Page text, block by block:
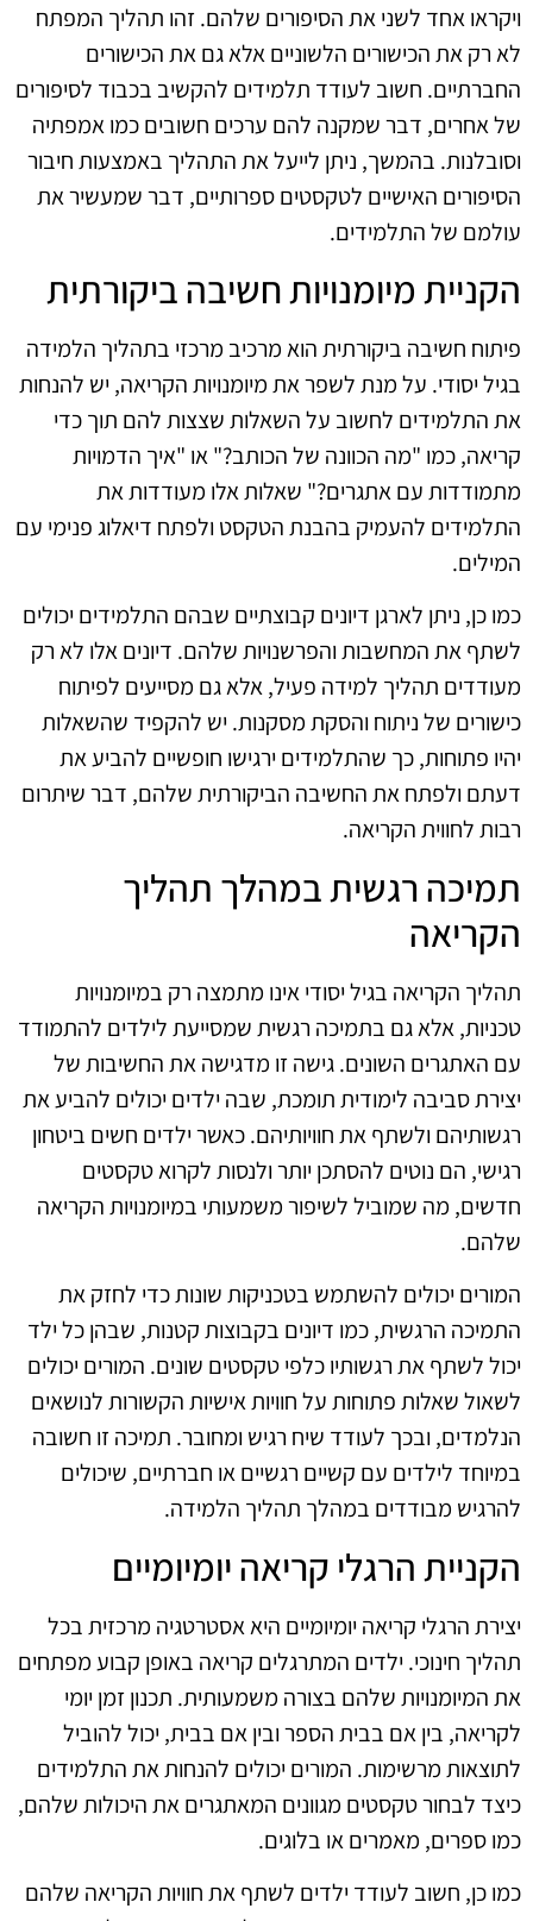
ויקראו אחד לשני את הסיפורים שלהם. זהו תהליך המפתח
לא רק את הכישורים הלשוניים אלא גם את הכישורים
החברתיים. חשוב לעודד תלמידים להקשיב בכבוד לסיפורים
של אחרים, דבר שמקנה להם ערכים חשובים כמו אמפתיה
וסובלנות. בהמשך, ניתן לייעל את התהליך באמצעות חיבור
הסיפורים האישיים לטקסטים ספרותיים, דבר שמעשיר את
עולמם של התלמידים.
הקניית מיומנויות חשיבה ביקורתית
פיתוח חשיבה ביקורתית הוא מרכיב מרכזי בתהליך הלמידה
בגיל יסודי. על מנת לשפר את מיומנויות הקריאה, יש להנחות
את התלמידים לחשוב על השאלות שצצות להם תוך כדי
קריאה, כמו "מה הכוונה של הכותב?" או "איך הדמויות
מתמודדות עם אתגרים?" שאלות אלו מעודדות את
התלמידים להעמיק בהבנת הטקסט ולפתח דיאלוג פנימי עם
המילים.
כמו כן, ניתן לארגן דיונים קבוצתיים שבהם התלמידים יכולים
לשתף את המחשבות והפרשנויות שלהם. דיונים אלו לא רק
מעודדים תהליך למידה פעיל, אלא גם מסייעים לפיתוח
כישורים של ניתוח והסקת מסקנות. יש להקפיד שהשאלות
יהיו פתוחות, כך שהתלמידים ירגישו חופשיים להביע את
דעתם ולפתח את החשיבה הביקורתית שלהם, דבר שיתרום
רבות לחווית הקריאה.
תמיכה רגשית במהלך תהליך
הקריאה
תהליך הקריאה בגיל יסודי אינו מתמצה רק במיומנויות
טכניות, אלא גם בתמיכה רגשית שמסייעת לילדים להתמודד
עם האתגרים השונים. גישה זו מדגישה את החשיבות של
יצירת סביבה לימודית תומכת, שבה ילדים יכולים להביע את
רגשותיהם ולשתף את חוויותיהם. כאשר ילדים חשים ביטחון
רגישי, הם נוטים להסתכן יותר ולנסות לקרוא טקסטים
חדשים, מה שמוביל לשיפור משמעותי במיומנויות הקריאה
שלהם.
המורים יכולים להשתמש בטכניקות שונות כדי לחזק את
התמיכה הרגשית, כמו דיונים בקבוצות קטנות, שבהן כל ילד
יכול לשתף את רגשותיו כלפי טקסטים שונים. המורים יכולים
לשאול שאלות פתוחות על חוויות אישיות הקשורות לנושאים
הנלמדים, ובכך לעודד שיח רגיש ומחובר. תמיכה זו חשובה
במיוחד לילדים עם קשיים רגשיים או חברתיים, שיכולים
להרגיש מבודדים במהלך תהליך הלמידה.
הקניית הרגלי קריאה יומיומיים
יצירת הרגלי קריאה יומיומיים היא אסטרטגיה מרכזית בכל
תהליך חינוכי. ילדים המתרגלים קריאה באופן קבוע מפתחים
את המיומנויות שלהם בצורה משמעותית. תכנון זמן יומי
לקריאה, בין אם בבית הספר ובין אם בבית, יכול להוביל
לתוצאות מרשימות. המורים יכולים להנחות את התלמידים
כיצד לבחור טקסטים מגוונים המאתגרים את היכולות שלהם,
כמו ספרים, מאמרים או בלוגים.
כמו כן, חשוב לעודד ילדים לשתף את חוויות הקריאה שלהם